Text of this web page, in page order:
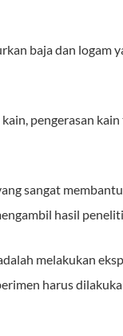
baja dan logam
pengerasan kain
sangat
hasil
melakukan
harus